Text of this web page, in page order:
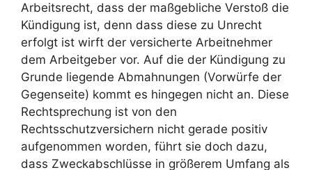
Arbeitsrecht, dass der maßgebliche Verstoß die
Kündigung ist, denn dass diese zu Unrecht
erfolgt ist wirft der versicherte Arbeitnehmer
dem Arbeitgeber vor. Auf die der Kündigung zu
Grunde liegende Abmahnungen (Vorwürfe der
Gegenseite) kommt es hingegen nicht an. Diese
Rechtsprechung ist von den
Rechtsschutzversichern nicht gerade positiv
aufgenommen worden, führt sie doch dazu,
dass Zweckabschlüsse in größerem Umfang als